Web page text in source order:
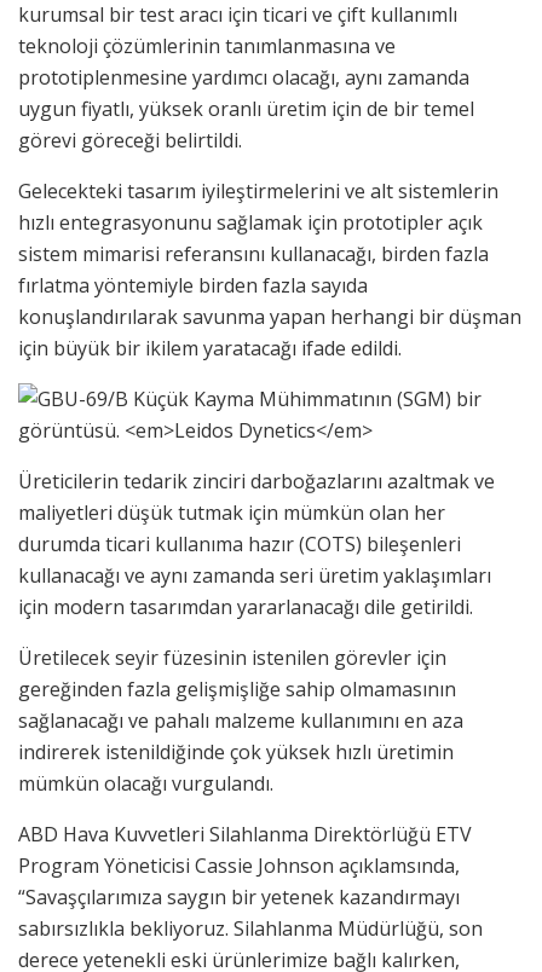
kurumsal bir test aracı için ticari ve çift kullanımlı
teknoloji çözümlerinin tanımlanmasına ve
prototiplenmesine yardımcı olacağı, aynı zamanda
uygun fiyatlı, yüksek oranlı üretim için de bir temel
görevi göreceği belirtildi.
Gelecekteki tasarım iyileştirmelerini ve alt sistemlerin
hızlı entegrasyonunu sağlamak için prototipler açık
sistem mimarisi referansını kullanacağı, birden fazla
fırlatma yöntemiyle birden fazla sayıda
konuşlandırılarak savunma yapan herhangi bir düşman
için büyük bir ikilem yaratacağı ifade edildi.
Üreticilerin tedarik zinciri darboğazlarını azaltmak ve
maliyetleri düşük tutmak için mümkün olan her
durumda ticari kullanıma hazır (COTS) bileşenleri
kullanacağı ve aynı zamanda seri üretim yaklaşımları
için modern tasarımdan yararlanacağı dile getirildi.
Üretilecek seyir füzesinin istenilen görevler için
gereğinden fazla gelişmişliğe sahip olmamasının
sağlanacağı ve pahalı malzeme kullanımını en aza
indirerek istenildiğinde çok yüksek hızlı üretimin
mümkün olacağı vurgulandı.
ABD Hava Kuvvetleri Silahlanma Direktörlüğü ETV
Program Yöneticisi Cassie Johnson açıklamsında,
“Savaşçılarımıza saygın bir yetenek kazandırmayı
sabırsızlıkla bekliyoruz. Silahlanma Müdürlüğü, son
derece yetenekli eski ürünlerimize bağlı kalırken,